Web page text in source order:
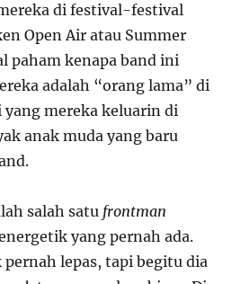
di festival-festival
Open Air atau Summer
paham kenapa band ini
adalah “orang lama” di
mereka keluarin di
anak muda yang baru
salah satu frontman
yang pernah ada.
pernah lepas, tapi begitu dia